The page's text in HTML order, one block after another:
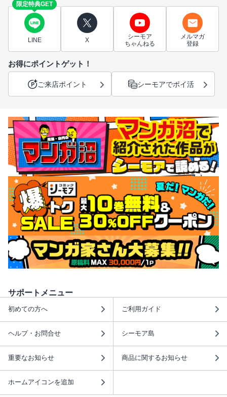
限定特典GET
LINE X
シーモア
ちゃんねる
メルマガ
登録
お得にポイントゲット！
ご来店ポイント シーモアでポイ活
サポートメニュー
初めての方へ ご利用ガイド
ヘルプ・お問合せ シーモア島
重要なお知らせ 商品に関するお知らせ
ホームアイコンを追加